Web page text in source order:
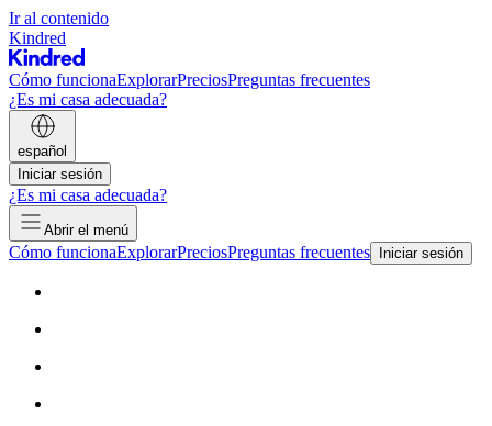
Ir al contenido
Kindred
Cómo funcionaExplorarPreciosPreguntas frecuentes
¿Es mi casa adecuada?
español
Iniciar sesión
¿Es mi casa adecuada?
Abrir el menú
Cómo funcionaExplorarPreciosPreguntas frecuentes Iniciar sesión